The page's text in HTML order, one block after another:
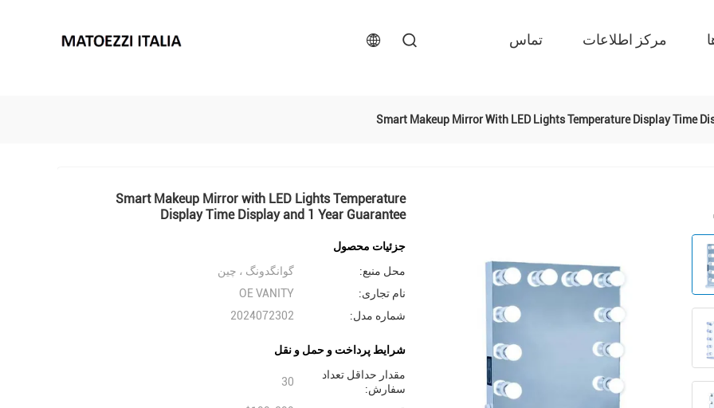
مرکز اطلاعات تماس
Smart Makeup Mirror With LED Lights Temperature Display Time
Smart Makeup Mirror with LED Lights Temperature
Display Time Display and 1 Year Guarantee
جزئیات محصول
محل منبع:
گوانگدونگ ، چین
نام تجاری:
OE VANITY
شماره مدل:
2024072302
شرایط پرداخت و حمل و نقل
مقدار حداقل تعداد
سفارش:
30